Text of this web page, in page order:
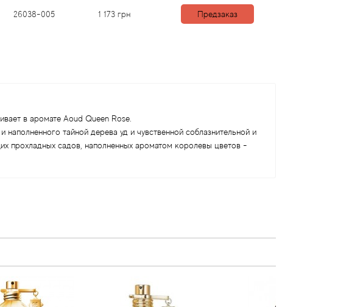
26038-005 1 173 грн Предзаказ
в аромате Aoud Queen Rose.
тайной дерева уд и чувственной соблазнительной и
прохладных садов, наполненных ароматом королевы цветов -